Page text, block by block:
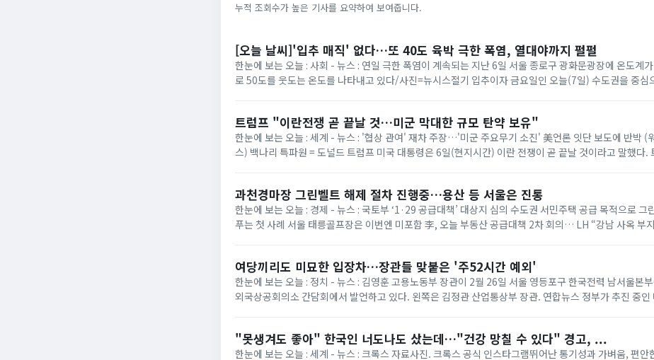
누적 조회수가 높은 기사를 요약하여 보여줍니다.
[오늘 날씨]'입추 매직' 없다…또 40도 육박 극한 폭염, 열대야까지 펄펄
한눈에 보는 오늘 : 사회 - 뉴스 : 연일 극한 폭염이 계속되는 지난 6일 서울 종로구 광화문광장에 온도계
로 50도를 웃도는 온도를 나타내고 있다/사진=뉴시스절기 입추이자 금요일인 오늘(7일) 수도권을 중심
트럼프 "이란전쟁 곧 끝날 것…미군 막대한 규모 탄약 보유"
한눈에 보는 오늘 : 세계 - 뉴스 : '협상 관여' 재차 주장…'미군 주요무기 소진' 美언론 잇단 보도에 반박 (
스) 백나리 특파원 = 도널드 트럼프 미국 대통령은 6일(현지시간) 이란 전쟁이 곧 끝날 것이라고 말했다.
과천경마장 그린벨트 해제 절차 진행중…용산 등 서울은 진통
한눈에 보는 오늘 : 경제 - 뉴스 : 국토부 ‘1·29 공급대책’ 대상지 심의 수도권 서민주택 공급 목적으로 그
푸는 첫 사례 서울 태릉골프장은 이번엔 미포함 李, 오늘 부동산 공급대책 2차 회의… LH “강남 사옥 부
여당끼리도 미묘한 입장차…장관들 맞붙은 '주52시간 예외'
한눈에 보는 오늘 : 정치 - 뉴스 : 김영훈 고용노동부 장관이 2월 26일 서울 영등포구 한국전력 남서울본
외국상공회의소 간담회에서 발언하고 있다. 왼쪽은 김정관 산업통상부 장관. 연합뉴스 정부가 추진 중인
"못생겨도 좋아" 한국인 너도나도 샀는데…"건강 망칠 수 있다" 경고, ...
한눈에 보는 오늘 : 세계 - 뉴스 : 크록스 자료사진. 크록스 공식 인스타그램뛰어난 통기성과 가벼움, 편안